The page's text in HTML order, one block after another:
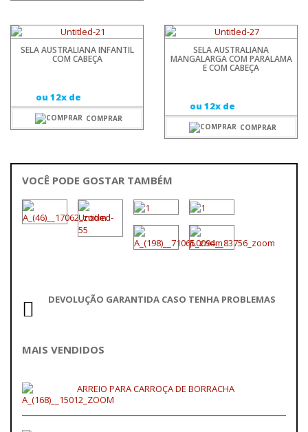
SELA AUSTRALIANA INFANTIL
COM CABEÇA
ou 12x de
COMPRAR
SELA AUSTRALIANA
MANGALARGA COM PARALAMA
E COM CABEÇA
ou 12x de
COMPRAR
VOCÊ PODE GOSTAR TAMBÉM
DEVOLUÇÃO GARANTIDA CASO TENHA PROBLEMAS
MAIS VENDIDOS
ARREIO PARA CARROÇA DE BORRACHA